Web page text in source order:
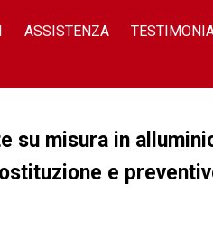
ASSISTENZA
su misura in
e